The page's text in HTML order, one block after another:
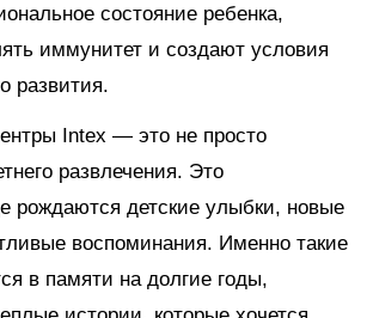
состояние ребенка,
иммунитет и создают условия
развития.
Intex — это не просто
развлечения. Это
рождаются детские улыбки, новые
воспоминания. Именно такие
в памяти на долгие годы,